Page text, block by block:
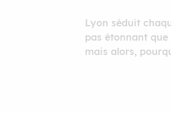
Lyon séduit
pas étonnant
mais alors,